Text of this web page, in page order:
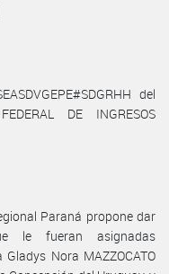
del
DE INGRESOS
Paraná propone dar
le fueran asignadas
Nora MAZZOCATO